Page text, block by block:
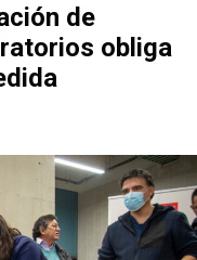
de
obliga